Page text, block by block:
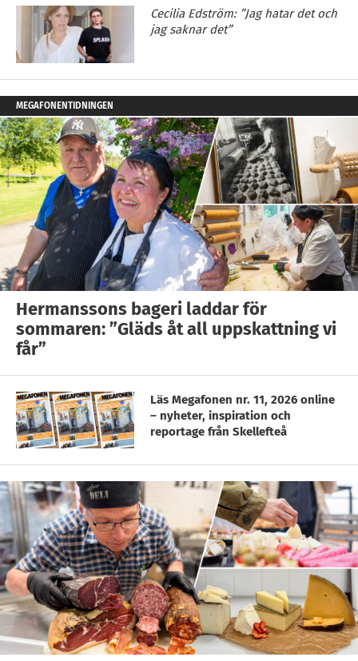
Cecilia Edström: ”Jag hatar det och
jag saknar det”
MEGAFONENTIDNINGEN
Hermanssons bageri laddar för
sommaren: ”Gläds åt all uppskattning vi
får”
Läs Megafonen nr. 11, 2026 online
– nyheter, inspiration och
reportage från Skellefteå